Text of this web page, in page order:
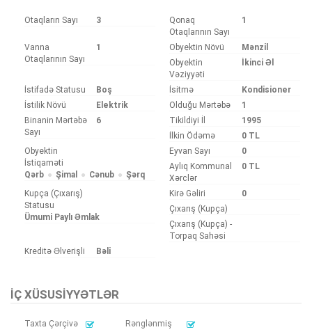
Otaqların Sayı 3
Qonaq
Otaqlarının Sayı
1
Vanna
Otaqlarının Sayı
1 Obyektin Növü
Mənzil
Obyektin
Vəziyyəti
İkinci Əl
İstifadə Statusu Boş İsitmə
Kondisioner
İstilik Növü
Elektrik Olduğu Mərtəbə
1
Binanin Mərtəbə
Sayı
6 Tikildiyi İl
1995
İlkin Ödəmə
0 TL
Obyektin
İstiqaməti
Qərb
Şimal Cənub Şərq
Eyvan Sayı
0
Aylıq Kommunal
Xərclər
0 TL
Kupça (Çıxarış)
Statusu
Ümumi Paylı Əmlak
Kirə Gəliri
0
Çıxarış (Kupça)
Çıxarış (Kupça) -
Torpaq Sahəsi
Kreditə Əlverişli
Bəli
İÇ XÜSUSIYYƏTLƏR
Taxta Çərçivə
Rənglənmiş